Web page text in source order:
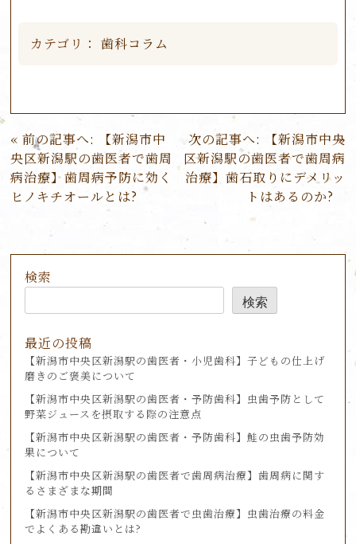
カテゴリ： 歯科コラム
投
稿
ナ
ビ
シ
前の記事へ:
【新潟市中
央区新潟駅の歯医者で歯周
病治療】歯周病予防に効く
ヒノキチオールとは?
次の記事へ:
【新潟市中央
区新潟駅の歯医者で歯周病
治療】歯石取りにデメリッ
トはあるのか?
検索
検索
最近の投稿
【新潟市中央区新潟駅の歯医者・小児歯科】子どもの仕上げ
磨きのご褒美について
【新潟市中央区新潟駅の歯医者・予防歯科】虫歯予防として
野菜ジュースを摂取する際の注意点
【新潟市中央区新潟駅の歯医者・予防歯科】鮭の虫歯予防効
果について
【新潟市中央区新潟駅の歯医者で歯周病治療】歯周病に関す
るさまざまな期間
【新潟市中央区新潟駅の歯医者で虫歯治療】虫歯治療の料金
でよくある勘違いとは?